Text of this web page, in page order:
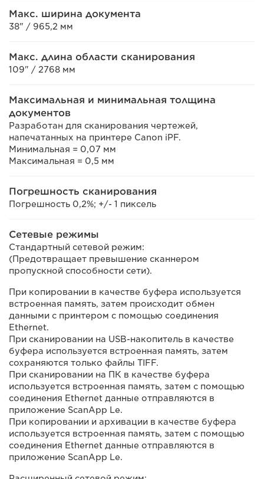
Макс. ширина документа
38" / 965,2 мм
Макс. длина области сканирования
109" / 2768 мм
Максимальная и минимальная толщина
документов
Разработан для сканирования чертежей,
напечатанных на принтере Canon iPF.
Минимальная = 0,07 мм
Максимальная = 0,5 мм
Погрешность сканирования
Погрешность 0,2%; +/- 1 пиксель
Сетевые режимы
Стандартный сетевой режим:
(Предотвращает превышение сканнером
пропускной способности сети).
При копировании в качестве буфера используется
встроенная память, затем происходит обмен
данными с принтером с помощью соединения
Ethernet.
При сканировании на USB-накопитель в качестве
буфера используется встроенная память, затем
сохраняются только файлы TIFF.
При сканировании на ПК в качестве буфера
используется встроенная память, затем с помощью
соединения Ethernet данные отправляются в
приложение ScanApp Le.
При копировании и архивации в качестве буфера
используется встроенная память, затем с помощью
соединения Ethernet данные отправляются в
приложение ScanApp Le.